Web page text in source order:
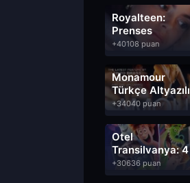
Royalteen:
Prenses
Margrethe izle
+40108 puan
Monamour
Türkçe Altyazılı
izle
+34040 puan
Otel
Transilvanya: 4
Transformanya
izle
+30636 puan